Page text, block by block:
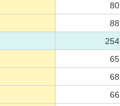
80
88
254
65
68
66